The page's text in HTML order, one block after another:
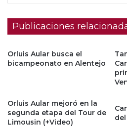
Publicaciones
Orluis Aular busca el
bicampeonato en Alentejo
Orluis Aular mejoró en la
segunda etapa del Tour de
Limousin (+Video)